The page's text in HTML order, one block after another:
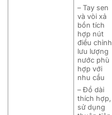
– Tay sen
và vòi xả
bồn tích
hợp nút
điều chỉnh
lưu lượng
nước phù
hợp với
nhu cầu
– Đồ dài
thích hợp,
sử dụng